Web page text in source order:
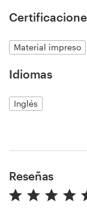
Material impreso
Idiomas
Inglés
Reseñas